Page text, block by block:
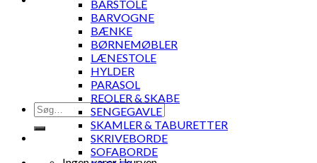
Søg
efter:
BARSTOLE
BARVOGNE
BÆNKE
BØRNEMØBLER
LÆNESTOLE
HYLDER
PARASOL
REOLER & SKABE
SENGEGAVLE
SKAMLER & TABURETTER
SKRIVEBORDE
SOFABORDE